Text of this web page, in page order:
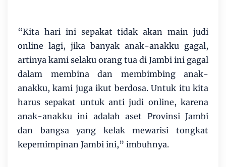
“Kita hari ini sepakat tidak akan main judi
online lagi, jika banyak anak-anakku gagal,
artinya kami selaku orang tua di Jambi ini gagal
dalam membina dan membimbing anak-
anakku, kami juga ikut berdosa. Untuk itu kita
harus sepakat untuk anti judi online, karena
anak-anakku ini adalah aset Provinsi Jambi
dan bangsa yang kelak mewarisi tongkat
kepemimpinan Jambi ini,” imbuhnya.